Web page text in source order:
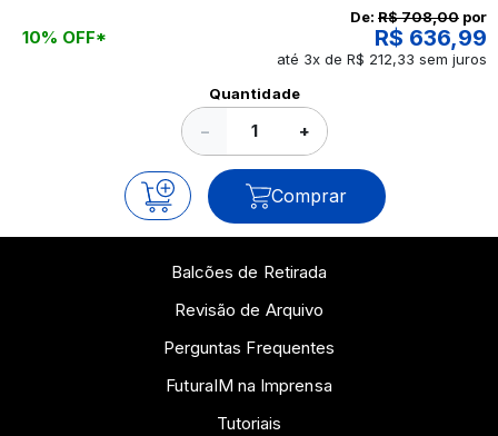
continue a leitura que vamos revelar para você!
10% OFF*
De: R$ 708,00 por
R$ 636,99
até 3x de R$ 212,33 sem juros
Quantidade
− +
Comprar
Balcões de Retirada
Revisão de Arquivo
Perguntas Frequentes
FuturaIM na Imprensa
Tutoriais